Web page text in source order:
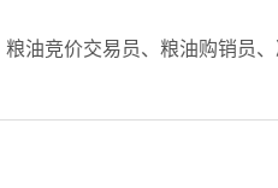
竞价交易员、粮油购销员、